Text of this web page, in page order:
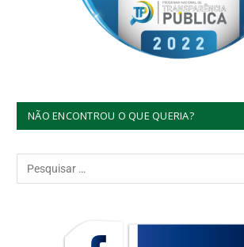
NÃO ENCONTROU O QUE QUERIA?